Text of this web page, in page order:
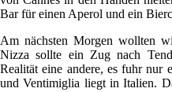
Bar für einen Aperol und ein
Am nächsten Morgen wollten
Nizza sollte ein Zug nach
Realität eine andere, es fuhr nur
und Ventimiglia liegt in Italien.